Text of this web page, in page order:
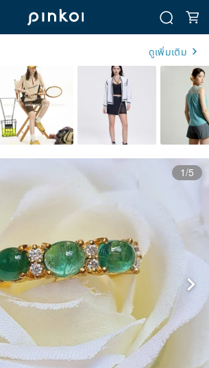
ดูเพิ่มเติม
1/5